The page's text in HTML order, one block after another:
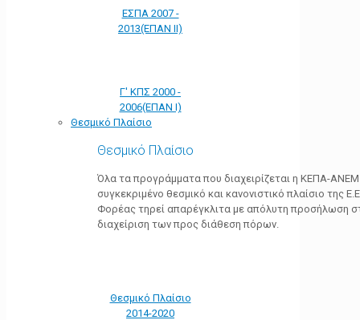
ΕΣΠΑ 2007 -
2013(ΕΠΑΝ ΙΙ)
Γ' ΚΠΣ 2000 -
2006(ΕΠΑΝ Ι)
Θεσμικό Πλαίσιο
Θεσμικό Πλαίσιο
Όλα τα προγράμματα που διαχειρίζεται η ΚΕΠΑ-
συγκεκριμένο θεσμικό και κανονιστικό πλαίσιο της
Φορέας τηρεί απαρέγκλιτα με απόλυτη προσήλωση
διαχείριση των προς διάθεση πόρων.
Θεσμικό Πλαίσιο
2014-2020